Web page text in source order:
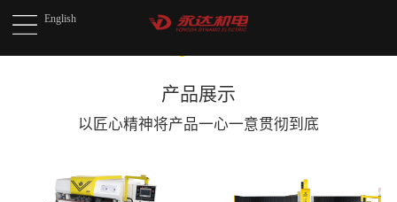
English
产品展示
以匠心精神将产品一心一意贯彻到底